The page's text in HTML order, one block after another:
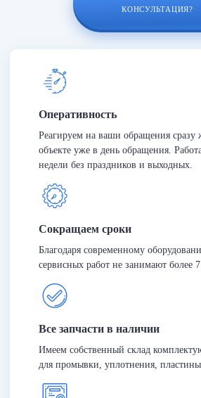
КОНСУЛЬТАЦИЯ?
Оперативность
Реагируем на ваши обращения сразу
объекте уже в день обращения.
недели без праздников и выходных.
Сокращаем сроки
Благодаря современному
сервисных работ не занимают более 7
Все запчасти в наличии
Имеем собственный склад
для промывки, уплотнения,